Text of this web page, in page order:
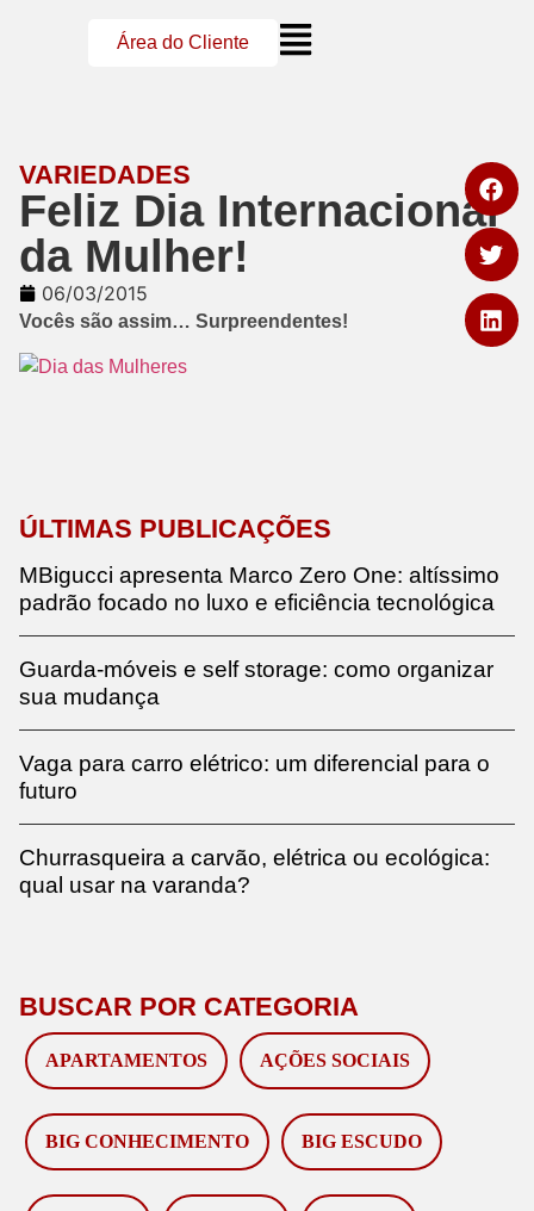
Área do Cliente
VARIEDADES
Feliz Dia Internacional
da Mulher!
06/03/2015
Vocês são assim… Surpreendentes!
ÚLTIMAS PUBLICAÇÕES
MBigucci apresenta Marco Zero One: altíssimo
padrão focado no luxo e eficiência tecnológica
Guarda-móveis e self storage: como organizar
sua mudança
Vaga para carro elétrico: um diferencial para o
futuro
Churrasqueira a carvão, elétrica ou ecológica:
qual usar na varanda?
BUSCAR POR CATEGORIA
APARTAMENTOS AÇÕES SOCIAIS
BIG CONHECIMENTO BIG ESCUDO